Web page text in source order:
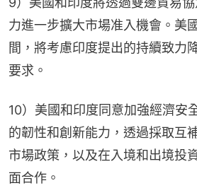
力進一步擴大市場准入機會。美
間，將考慮印度提出的持續致力
要求。
10）美國和印度同意加強經濟安
的韌性和創新能力，透過採取互
市場政策，以及在入境和出境投
面合作。